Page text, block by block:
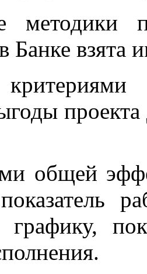
методики
Банке взята
общей